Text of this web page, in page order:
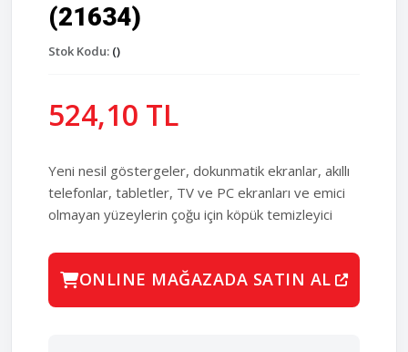
(21634)
Stok Kodu: ()
524,10 TL
Yeni nesil göstergeler, dokunmatik ekranlar, akıllı
telefonlar, tabletler, TV ve PC ekranları ve emici
olmayan yüzeylerin çoğu için köpük temizleyici
ONLINE MAĞAZADA SATIN AL